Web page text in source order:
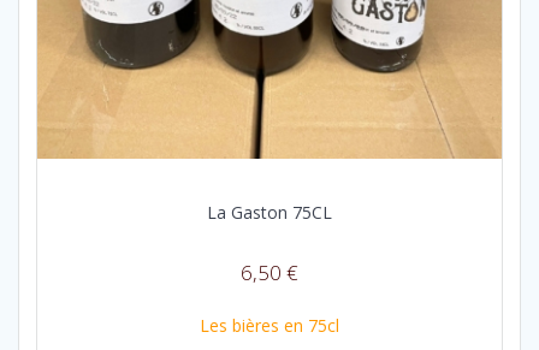
La Gaston 75CL
6,50 €
Les bières en 75cl